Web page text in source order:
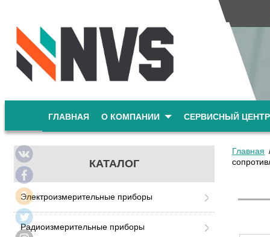
ГЛАВНАЯ О КОМПАНИИ СЕРВИСНЫЙ ЦЕНТР
КАТАЛОГ
Электроизмерительные приборы
Радиоизмерительные приборы
Главная